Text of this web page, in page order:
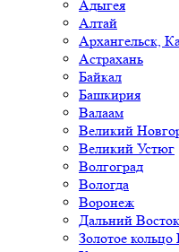
Адыгея
Алтай
Архангельск,
Астрахань
Байкал
Башкирия
Валаам
Великий
Великий Устюг
Волгоград
Вологда
Воронеж
Дальний Восток
Золотое кольцо